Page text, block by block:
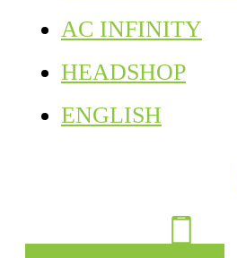
AC INFINITY
HEADSHOP
ENGLISH